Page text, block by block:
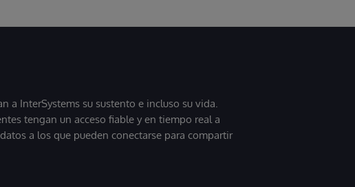
a InterSystems su sustento e incluso su vida.
tengan un acceso fiable y en tiempo real a
a los que pueden conectarse para compartir